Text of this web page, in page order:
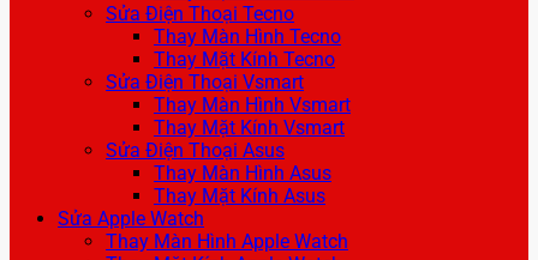
Sửa Điện Thoại Tecno
Thay Màn Hình Tecno
Thay Mặt Kính Tecno
Sửa Điện Thoại Vsmart
Thay Màn Hình Vsmart
Thay Mặt Kính Vsmart
Sửa Điện Thoại Asus
Thay Màn Hình Asus
Thay Mặt Kính Asus
Sửa Apple Watch
Thay Màn Hình Apple Watch